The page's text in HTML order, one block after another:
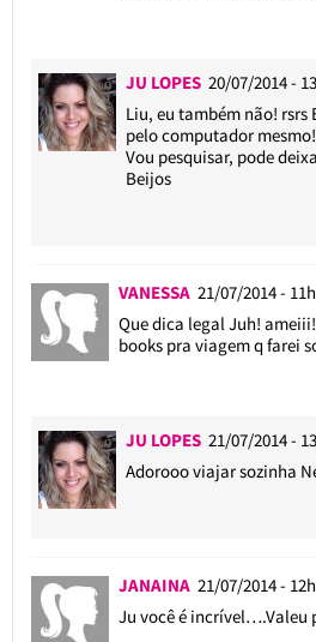
JU LOPES 20/07/2014 -
Liu, eu também não! rsrs
pelo computador mesmo!
Vou pesquisar, pode
Beijos
VANESSA 21/07/2014 -
Que dica legal Juh!
books pra viagem q farei
JU LOPES 21/07/2014 -
Adorooo viajar sozinha
JANAINA 21/07/2014 -
Ju você é incrível….Valeu